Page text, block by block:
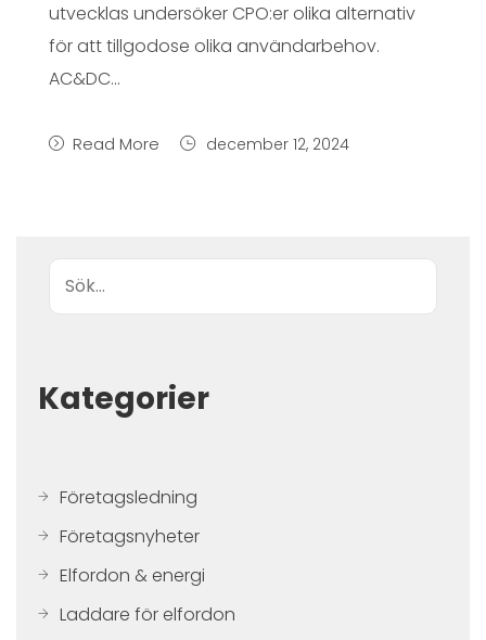
utvecklas undersöker CPO:er olika alternativ
för att tillgodose olika användarbehov.
AC&DC…
Read More december 12, 2024
Sök
Kategorier
Företagsledning
Företagsnyheter
Elfordon & energi
Laddare för elfordon